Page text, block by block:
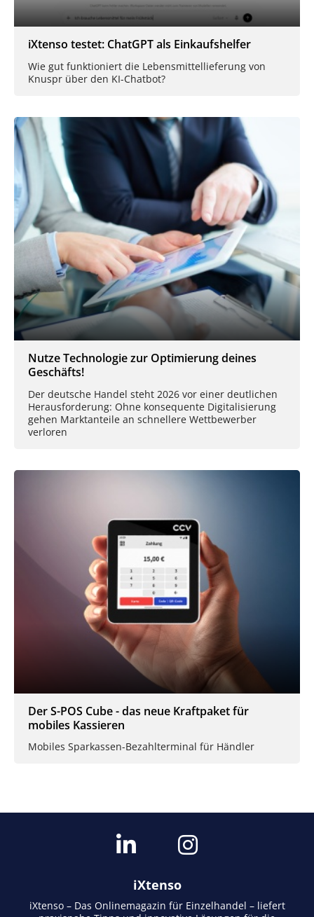
iXtenso testet: ChatGPT als Einkaufshelfer
Wie gut funktioniert die Lebensmittellieferung von
Knuspr über den KI-Chatbot?
Nutze Technologie zur Optimierung deines
Geschäfts!
Der deutsche Handel steht 2026 vor einer deutlichen
Herausforderung: Ohne konsequente Digitalisierung
gehen Marktanteile an schnellere Wettbewerber
verloren
Der S-POS Cube - das neue Kraftpaket für
mobiles Kassieren
Mobiles Sparkassen-Bezahlterminal für Händler
iXtenso
iXtenso – Das Onlinemagazin für Einzelhandel – liefert